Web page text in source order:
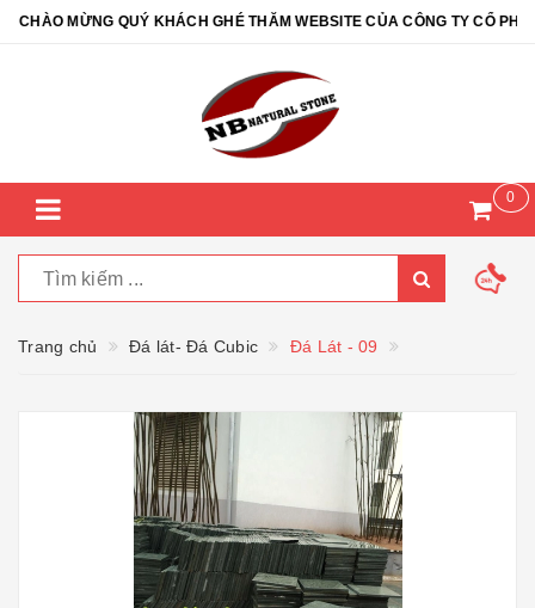
MỪNG QUÝ KHÁCH GHÉ THĂM WEBSITE CỦA CÔNG TY CỔ
0
Trang chủ Đá lát- Đá Cubic Đá Lát - 09